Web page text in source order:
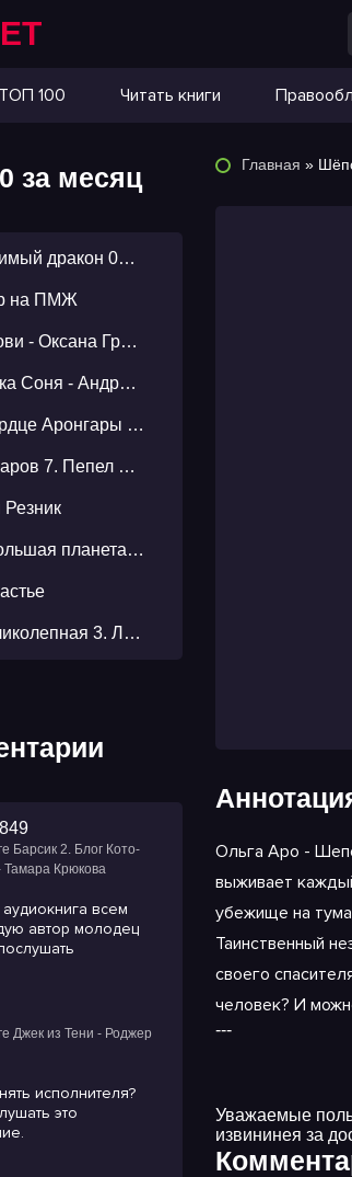
ТОП 100 Читать книги
за месяц
Мой (не)любимый дракон 03. Оковы для ари
на ПМЖ
По праву крови - Оксана Гринберга
Умная собачка Соня - Андрей Усачев
Огненное сердце Аронгары 3. Поющая для дракона. Между двух огней
Родион Ванзаров 7. Пепел и пурпур - Антон Чиж
Страшная большая планета - Аркадий и Борис Стругацкие
Изольда Великолепная 3. Леди и война. Пепел моего сердца
Барсик 2. Блог Кото-
Тамара Крюкова
всем
автор молодец
Джек из Тени - Роджер
исполнителя?
это
Главная »
Ольга Аро -
выживает
убежище на
Таинственный
своего
человек? И
---
Уважаемые
извининея за